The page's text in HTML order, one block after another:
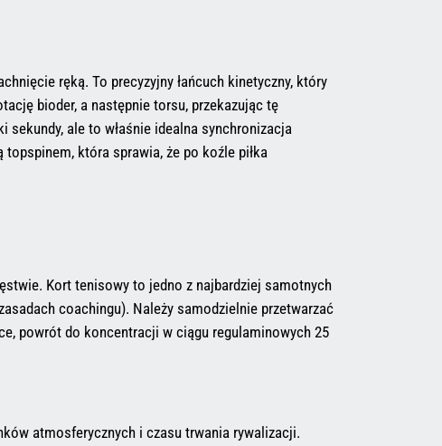
ręką. To precyzyjny łańcuch kinetyczny, który
bioder, a następnie torsu, przekazując tę
sekundy, ale to właśnie idealna synchronizacja
która sprawia, że po koźle piłka
Kort tenisowy to jedno z najbardziej samotnych
coachingu). Należy samodzielnie przetwarzać
powrót do koncentracji w ciągu regulaminowych 25
atmosferycznych i czasu trwania rywalizacji.